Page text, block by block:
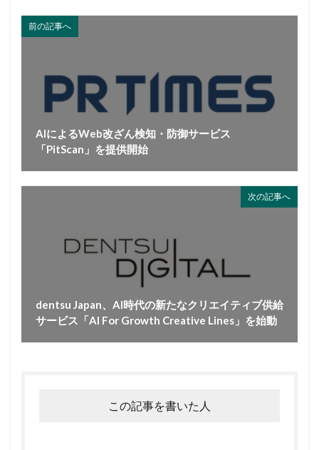
前の記事へ
AIによるWeb改ざん検知・防御サービス
「PitScan」を提供開始
次の記事へ
dentsu Japan、AI時代の新たなクリエイティブ供給
サービス「AI For Growth Creative Lines」を始動
この記事を書いた人